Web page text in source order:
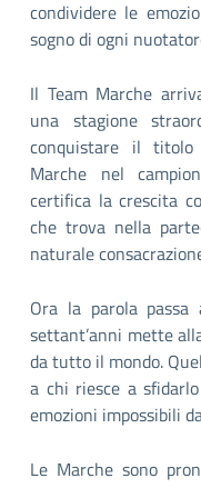
condividere le
sogno di ogni
Il Team Marche
una stagione
conquistare il
Marche nel
certifica la crescita
che trova nella
naturale
Ora la parola
settant’anni mette
da tutto il mondo.
a chi riesce a
emozioni impossibili
Le Marche sono